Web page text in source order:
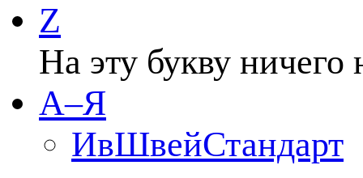
Z
На эту букву ничего
А–Я
ИвШвейСтандарт